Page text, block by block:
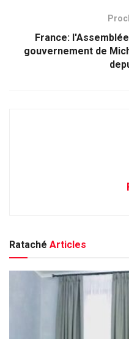
France:
gouvernement de
Rataché Articles